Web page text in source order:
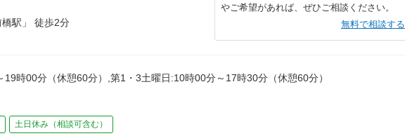
橋駅」 徒歩2分
やご希望があれば、ぜひご相談ください。
無料で相談する
19時00分（休憩60分）,第1・3土曜日:10時00分～17時30分（休憩60分）
土日休み（相談可含む）